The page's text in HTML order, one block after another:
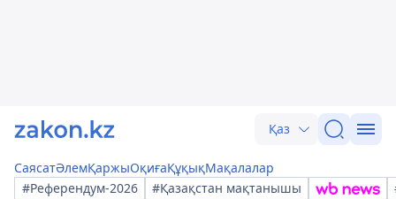
Қаз
СаясатӘлемҚаржыОқиғаҚұқықМақалалар
#Референдум-2026
#Қазақстан мақтанышы